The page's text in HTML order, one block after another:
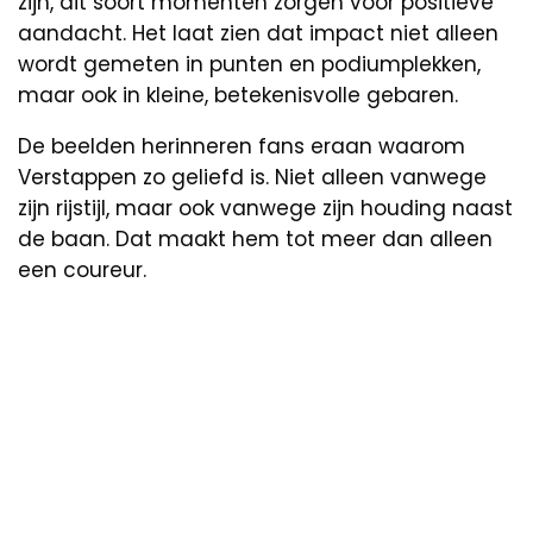
aandacht. Het laat zien dat impact niet alleen
wordt gemeten in punten en podiumplekken,
maar ook in kleine, betekenisvolle gebaren.
De beelden herinneren fans eraan waarom
Verstappen zo geliefd is. Niet alleen vanwege
zijn rijstijl, maar ook vanwege zijn houding naast
de baan. Dat maakt hem tot meer dan alleen
een coureur.